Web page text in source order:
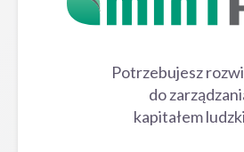
Potrzebujesz
do
kapitałem